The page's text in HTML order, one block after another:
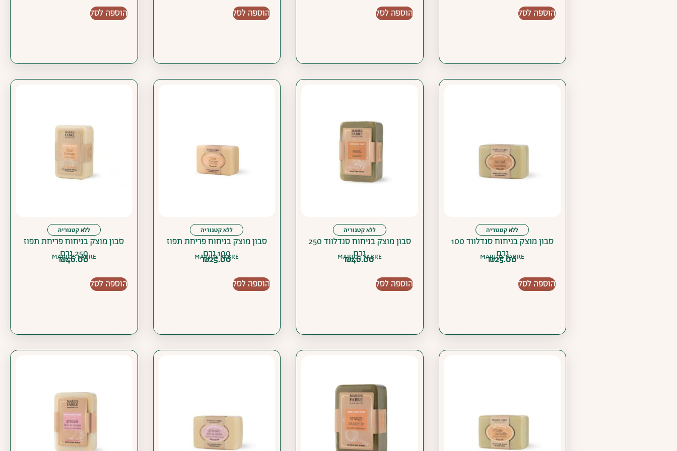
הוספה לסל הוספה לסל הוספה לסל הוספה לסל
ללא קטגוריה
סבון מוצק בניחוח סנדלווד 100
גרם
MARIUS FABRE
₪25.00
הוספה לסל
ללא קטגוריה
סבון מוצק בניחוח סנדלווד 250
גרם
MARIUS FABRE
₪46.00
הוספה לסל
ללא קטגוריה
סבון מוצק בניחוח פריחת תפוז
100 גרם
MARIUS FABRE
₪25.00
הוספה לסל
ללא קטגוריה
סבון מוצק בניחוח פריחת תפוז
250 גרם
MARIUS FABRE
₪46.00
הוספה לסל